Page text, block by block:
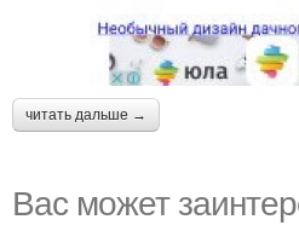
читать дальше →
Вас может